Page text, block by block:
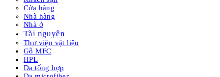
Cửa hàng
Nhà hàng
Nhà ở
Tài nguyên
Thư viện vật liệu
Gỗ MFC
HPL
Da tổng hợp